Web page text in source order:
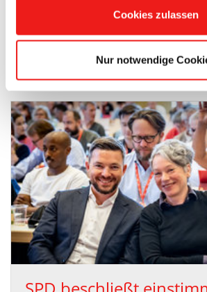
Cookies zulassen
Nur notwendige
Weiterlesen